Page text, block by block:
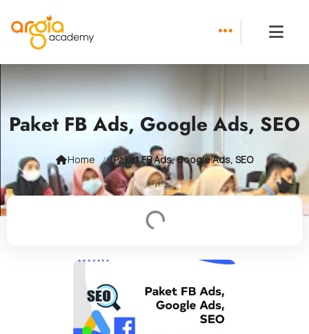
content
Paket FB Ads, Google Ads, SEO
Home / Paket FB Ads, Google Ads, SEO